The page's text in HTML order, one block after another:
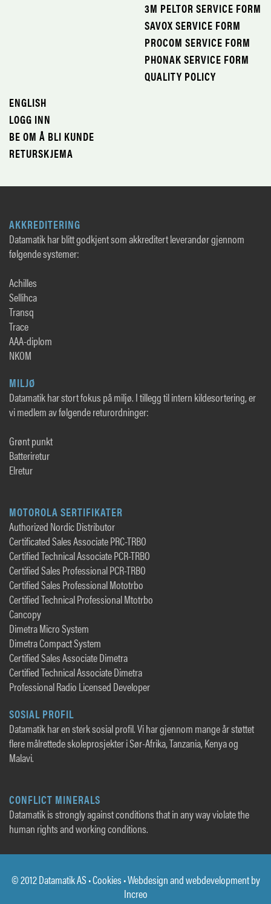
3M PELTOR SERVICE FORM
SAVOX SERVICE FORM
PROCOM SERVICE FORM
PHONAK SERVICE FORM
QUALITY POLICY
ENGLISH
LOGG INN
BE OM Å BLI KUNDE
RETURSKJEMA
AKKREDITERING
Datamatik har blitt godkjent som akkreditert leverandør gjennom
følgende systemer:
Achilles
Sellihca
Transq
Trace
AAA-diplom
NKOM
MILJØ
Datamatik har stort fokus på miljø. I tillegg til intern kildesortering, er
vi medlem av følgende returordninger:
Grønt punkt
Batteriretur
Elretur
MOTOROLA SERTIFIKATER
Authorized Nordic Distributor
Certificated Sales Associate PRC-TRBO
Certified Technical Associate PCR-TRBO
Certified Sales Professional PCR-TRBO
Certified Sales Professional Mototrbo
Certified Technical Professional Mtotrbo
Cancopy
Dimetra Micro System
Dimetra Compact System
Certified Sales Associate Dimetra
Certified Technical Associate Dimetra
Professional Radio Licensed Developer
SOSIAL PROFIL
Datamatik har en sterk sosial profil. Vi har gjennom mange år støttet
flere målrettede skoleprosjekter i Sør-Afrika, Tanzania, Kenya og
Malavi.
CONFLICT MINERALS
Datamatik is strongly against conditions that in any way violate the
human rights and working conditions.
© 2012 Datamatik AS •Cookies • Webdesign and webdevelopment by
Increo